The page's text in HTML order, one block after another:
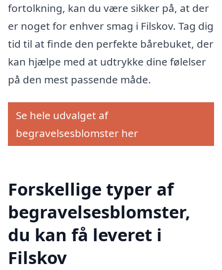
fortolkning, kan du være sikker på, at der
er noget for enhver smag i Filskov. Tag dig
tid til at finde den perfekte bårebuket, der
kan hjælpe med at udtrykke dine følelser
på den mest passende måde.
Se hele udvalget af
begravelsesblomster her
Forskellige typer af
begravelsesblomster,
du kan få leveret i
Filskov